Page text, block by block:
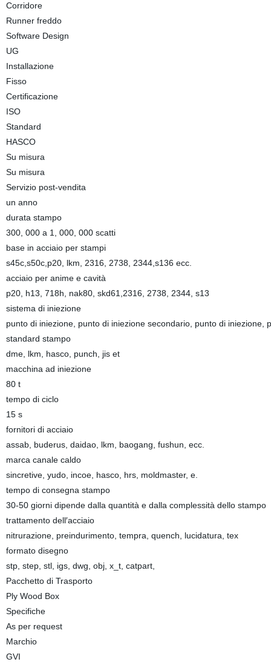
Corridore
Runner freddo
Software Design
UG
Installazione
Fisso
Certificazione
ISO
Standard
HASCO
Su misura
Su misura
Servizio post-vendita
un anno
durata stampo
300, 000 a 1, 000, 000 scatti
base in acciaio per stampi
s45c,s50c,p20, lkm, 2316, 2738, 2344,s136 ecc.
acciaio per anime e cavità
p20, h13, 718h, nak80, skd61,2316, 2738, 2344, s13
sistema di iniezione
punto di iniezione, punto di iniezione secondario, punto di iniezione,
standard stampo
dme, lkm, hasco, punch, jis et
macchina ad iniezione
80 t
tempo di ciclo
15 s
fornitori di acciaio
assab, buderus, daidao, lkm, baogang, fushun, ecc.
marca canale caldo
sincretive, yudo, incoe, hasco, hrs, moldmaster, e.
tempo di consegna stampo
30-50 giorni dipende dalla quantità e dalla complessità dello stampo
trattamento dell′acciaio
nitrurazione, preindurimento, tempra, quench, lucidatura, tex
formato disegno
stp, step, stl, igs, dwg, obj, x_t, catpart,
Pacchetto di Trasporto
Ply Wood Box
Specifiche
As per request
Marchio
GVI